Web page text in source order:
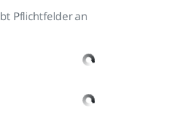
Pflichtfelder an